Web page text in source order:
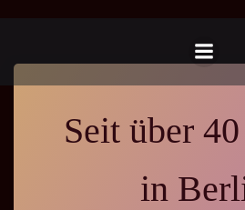
springen
Seit über
in